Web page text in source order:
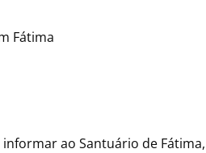
Fátima
ao Santuário de